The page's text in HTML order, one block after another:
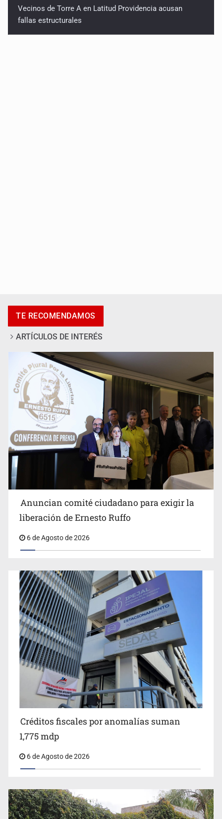
Vecinos de Torre A en Latitud Providencia acusan
fallas estructurales
Anuncian actividades por Mes de Juventudes
Anuncian comité ciudadano para exigir la liberación de
Ernesto Ruffo
TE RECOMENDAMOS
ARTÍCULOS DE INTERÉS
Anuncian comité ciudadano para exigir la
liberación de Ernesto Ruffo
6 de Agosto de 2026
Créditos fiscales por anomalías suman
1,775 mdp
6 de Agosto de 2026